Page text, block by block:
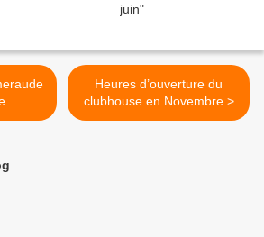
Heures d’ouverture du
clubhouse en Novembre >